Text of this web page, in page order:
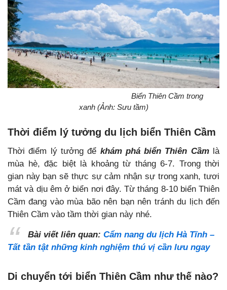
Biển Thiên Cầm trong
xanh (Ảnh: Sưu tầm)
Thời điểm lý tưởng du lịch biển Thiên Cầm
Thời điểm lý tưởng để khám phá biển Thiên Cầm là
mùa hè, đặc biệt là khoảng từ tháng 6-7. Trong thời
gian này bạn sẽ thực sự cảm nhận sự trong xanh, tươi
mát và dịu êm ở biển nơi đây. Từ tháng 8-10 biển Thiên
Cầm đang vào mùa bão nên bạn nên tránh du lịch đến
Thiên Cầm vào tầm thời gian này nhé.
Bài viết liên quan: Cẩm nang du lịch Hà Tĩnh –
Tất tần tật những kinh nghiệm thú vị cần lưu ngay
Di chuyển tới biển Thiên Cầm như thế nào?